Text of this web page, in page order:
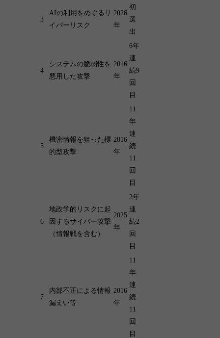
3
AIの利用をめぐるサ
イバーリスク
2026
年
初
選
出
4
システムの脆弱性を
悪用した攻撃
2016
年
6年
連
続9
回
目
5
機密情報を狙った標
的型攻撃
2016
年
11
年
連
続
11
回
目
6
地政学的リスクに起
因するサイバー攻撃
（情報戦を含む）
2025
年
2年
連
続2
回
目
7
内部不正による情報
漏えい等
2016
年
11
年
連
続
11
回
目